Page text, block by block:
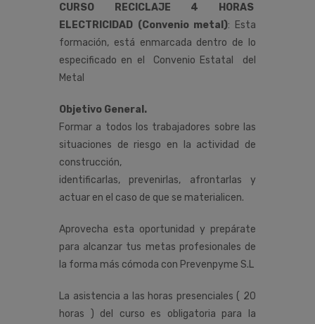
CURSO RECICLAJE 4 HORAS
ELECTRICIDAD (Convenio metal): Esta
formación, está enmarcada dentro de
lo
especificado en el Convenio Estatal del
Metal
Objetivo General.
Formar a todos los trabajadores sobre las
situaciones de riesgo en la actividad de
construcción,
identificarlas, prevenirlas, afrontarlas y
actuar en el caso de que se materialicen.
Aprovecha esta oportunidad y prepárate
para alcanzar tus metas profesionales de
la forma más cómoda con Prevenpyme S.L
La asistencia a las horas presenciales ( 20
horas ) del curso es obligatoria para la